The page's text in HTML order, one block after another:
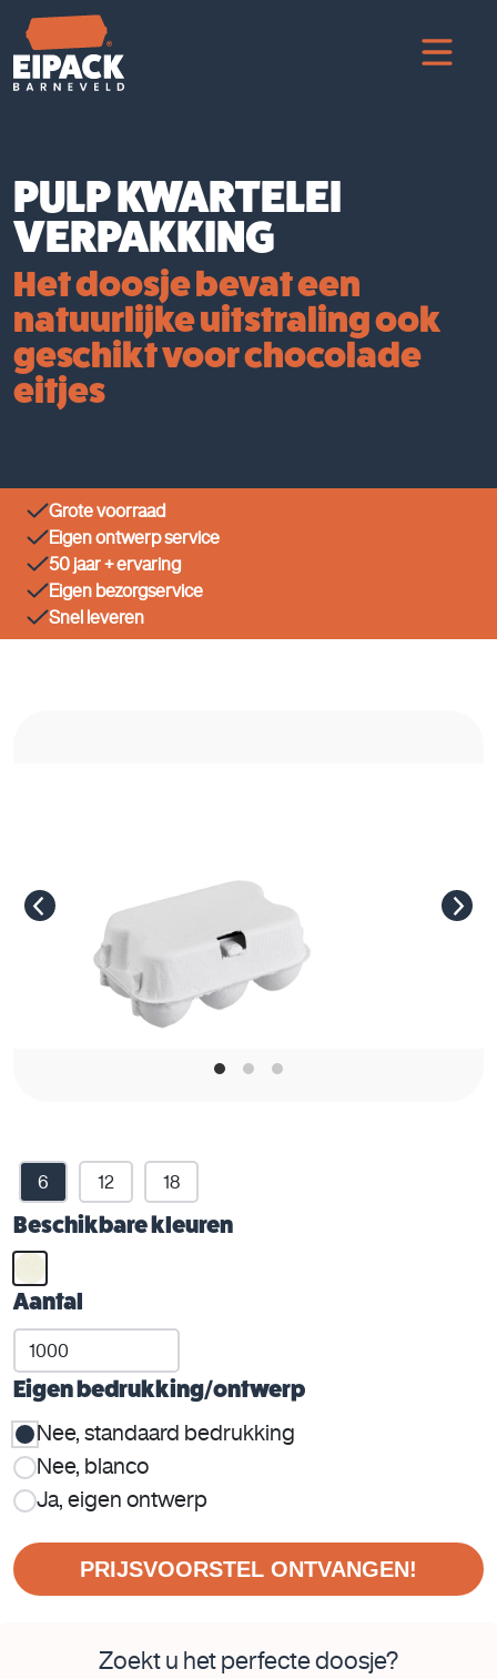
PULP KWARTELEI
VERPAKKING
Het doosje bevat een
natuurlijke uitstraling ook
geschikt voor chocolade
eitjes
Grote voorraad
Eigen ontwerp service
50 jaar + ervaring
Eigen bezorgservice
Snel leveren
6 12 18
Beschikbare kleuren
Aantal
Eigen bedrukking/ontwerp
Nee, standaard bedrukking
Nee, blanco
Ja, eigen ontwerp
PRIJSVOORSTEL ONTVANGEN!
Zoekt u het perfecte doosje?